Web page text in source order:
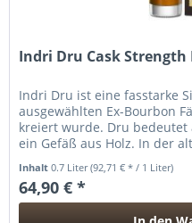
Indri Dru Cask
Indri Dru ist eine fasstarke
ausgewählten Ex-Bourbon
kreiert wurde. Dru bedeutet
ein Gefäß aus Holz. In der
Inhalt0.7 Liter(92,71 € * / 1 Liter)
64,90 € *